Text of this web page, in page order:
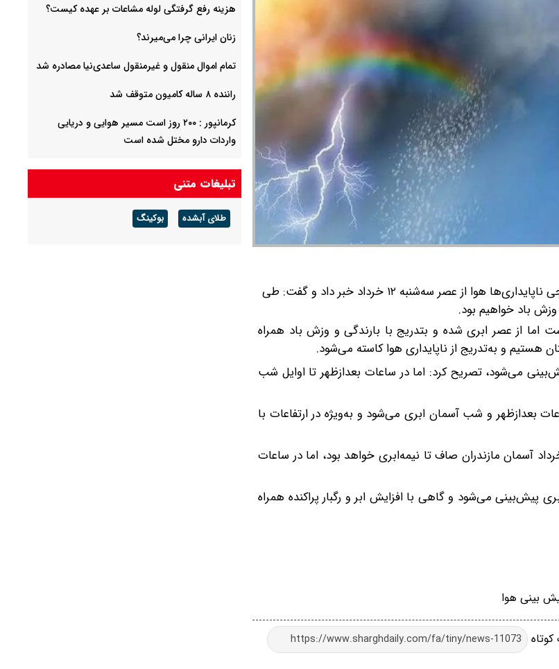
معاون هواشناسی مازندران، از افزایش تدریجی ناپایداری‌ها هوا از عصر سه‌شنبه ۱۲ خرداد خبر داد و گفت: طی
وزش باد خواهیم بود.
خرداد آسمان استان صاف است اما از عصر ابری شده و بتدریج با بارندگی و وزش باد همراه
صاف تا نیمه‌ابری پیش‌بینی می‌شود، تصریح کرد: اما در ساعات بعدازظهر تا اوایل شب
خرداد نیمه‌ابری است؛ در ساعات بعدازظهر و شب آسمان ابری می‌شود و به‌ویژه در ارتفاعات با
توسعه و پیش‌بینی هواشناسی مازندران یادآور شد: در روز شنبه ۱۶ خرداد آسمان مازندران صاف تا نیمه‌ابری خواهد بود، اما در ساعات
۱۸ خرداد، آسمان استان نیمه‌ابری پیش‌بینی می‌شود و گاهی با افزایش ابر و رگبار پراکنده همراه
بینی هوا
هزینه رفع گرفتگی لوله مشاعات بر عهده کیست؟
زنان ایرانی چرا می‌میرند؟
تمام اموال منقول و غیرمنقول ساعدی‌نیا مصادره شد
راننده ۸ ساله کامیون متوقف شد
کرمانپور : ۲۰۰ روز است مسیر هوایی و دریایی
واردات دارو مختل شده است
دلیل صدای انفجار جنوب اصفهان چیست؟
تبلیغات متنی
طلای آبشده بوکینگ